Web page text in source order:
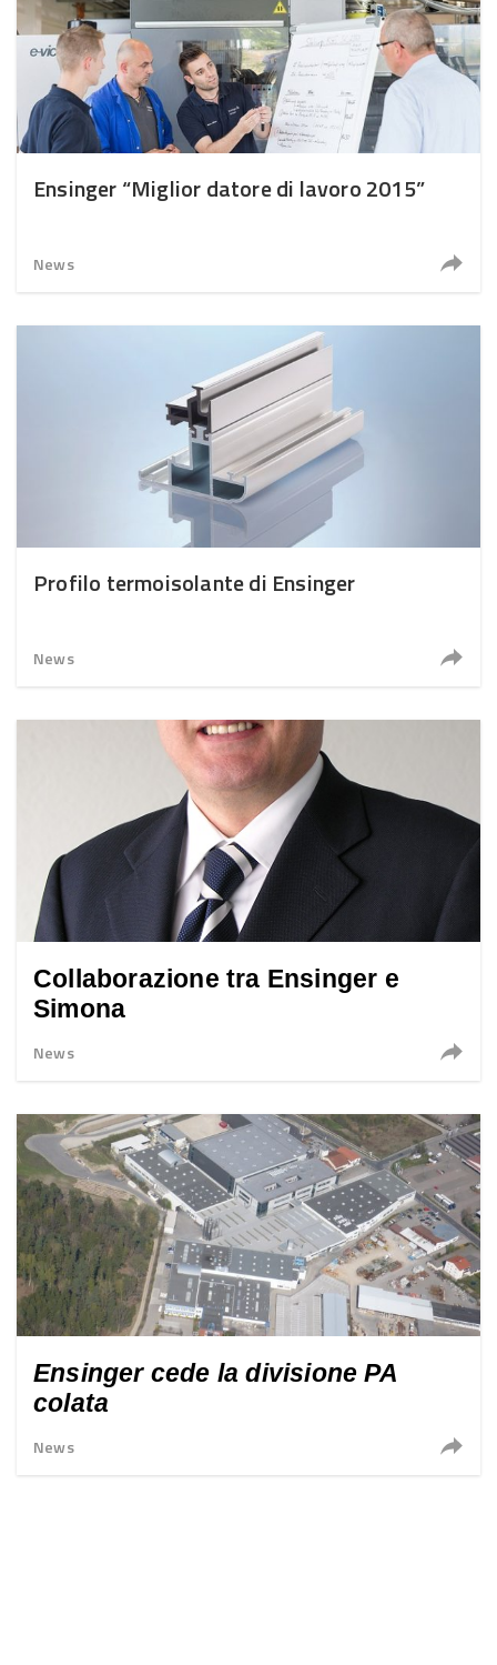
Ensinger “Miglior datore di lavoro 2015”
News
Profilo termoisolante di Ensinger
News
Collaborazione tra Ensinger e
Simona
News
Ensinger cede la divisione PA
colata
News